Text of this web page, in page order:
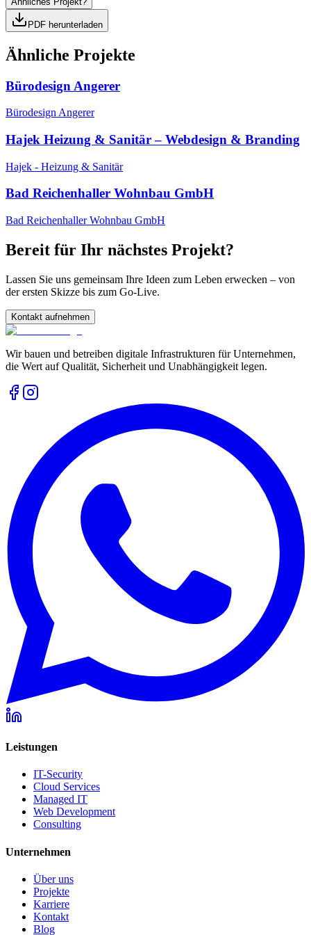
PDF herunterladen
Ähnliche Projekte
Bürodesign Angerer
Bürodesign Angerer
Hajek Heizung & Sanitär – Webdesign & Branding
Hajek - Heizung & Sanitär
Bad Reichenhaller Wohnbau GmbH
Bad Reichenhaller Wohnbau GmbH
Bereit für Ihr nächstes Projekt?
Lassen Sie uns gemeinsam Ihre Ideen zum Leben erwecken – von
der ersten Skizze bis zum Go-Live.
Kontakt aufnehmen
Wir bauen und betreiben digitale Infrastrukturen für Unternehmen,
die Wert auf Qualität, Sicherheit und Unabhängigkeit legen.
Leistungen
IT-Security
Cloud Services
Managed IT
Web Development
Consulting
Unternehmen
Über uns
Projekte
Karriere
Kontakt
Blog